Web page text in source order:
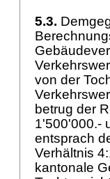
5.3.
von der
betrug der
1'500'000.-
entsprach
Verhältnis
kantonale